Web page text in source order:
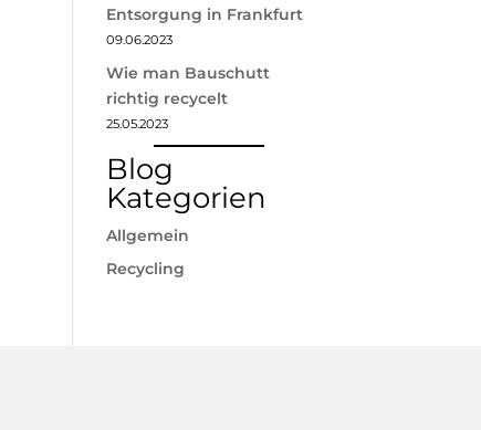
Entsorgung in Frankfurt
09.06.2023
Wie man Bauschutt
richtig recycelt
25.05.2023
Blog
Kategorien
Allgemein
Recycling